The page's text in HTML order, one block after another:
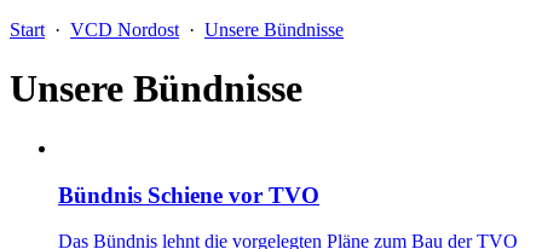
Start · VCD Nordost · Unsere Bündnisse
Unsere Bündnisse
Bündnis Schiene vor TVO
Das Bündnis lehnt die vorgelegten Pläne zum Bau der TVO